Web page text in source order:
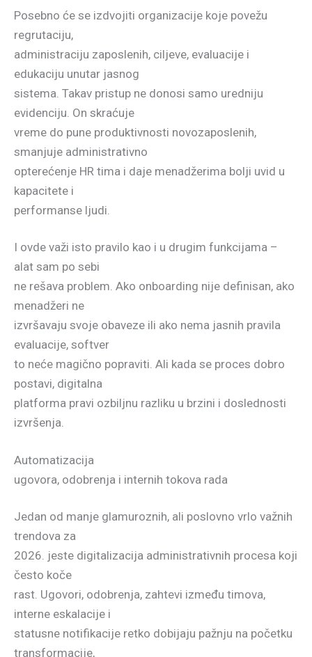
Posebno će se izdvojiti organizacije koje povežu
regrutaciju,
administraciju zaposlenih, ciljeve, evaluacije i
edukaciju unutar jasnog
sistema. Takav pristup ne donosi samo uredniju
evidenciju. On skraćuje
vreme do pune produktivnosti novozaposlenih,
smanjuje administrativno
opterećenje HR tima i daje menadžerima bolji uvid u
kapacitete i
performanse ljudi.
I ovde važi isto pravilo kao i u drugim funkcijama –
alat sam po sebi
ne rešava problem. Ako onboarding nije definisan, ako
menadžeri ne
izvršavaju svoje obaveze ili ako nema jasnih pravila
evaluacije, softver
to neće magično popraviti. Ali kada se proces dobro
postavi, digitalna
platforma pravi ozbiljnu razliku u brzini i doslednosti
izvršenja.
Automatizacija
ugovora, odobrenja i internih tokova rada
Jedan od manje glamuroznih, ali poslovno vrlo važnih
trendova za
2026. jeste digitalizacija administrativnih procesa koji
često koče
rast. Ugovori, odobrenja, zahtevi između timova,
interne eskalacije i
statusne notifikacije retko dobijaju pažnju na početku
transformacije,